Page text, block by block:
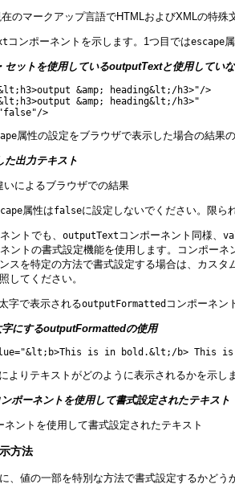
のマークアップ言語でHTMLおよびXMLの特
コンポーネントを示します。1つ目ではescape
セットを使用しているoutputTextと使用してい
&amp; heading&lt;/h3>"/>
&amp; heading&lt;/h3>"
属性の設定をブラウザで表示した場合の結果
た出力テキスト
属性はfalseに設定しないでください。限ら
ントでも、 outputText コンポーネント同様、
ントの書式設定機能を使用します。コンポー
スを特定の方法で書式設定する場合は、カス
してください。
字で表示されるoutputFormatted コンポーネン
字にするoutputFormattedの使用
よりテキストがどのように表示されるかを示しま
ポーネントを使用して書式設定されたテキスト
方法
、値の一部を特別な方法で書式設定するかどう